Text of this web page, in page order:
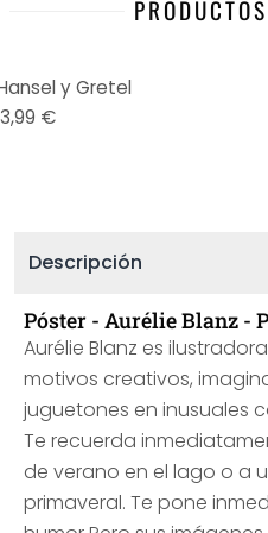
y Gretel
€
Descripción
Póster - Aurélie Blanz -
Aurélie Blanz es
motivos creativos,
juguetones en inusuales
Te recuerda
de verano en el lago o a
primaveral. Te pone